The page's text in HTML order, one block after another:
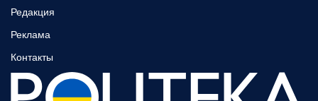
Редакция
Реклама
Контакты